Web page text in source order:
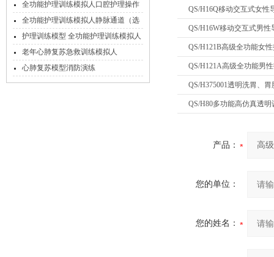
QS/H16Q移动交互式女性
QS/H16W移动交互式男
QS/H121B高级全功能女
QS/H121A高级全功能男
QS/H375001透明洗胃、
QS/H80多功能高仿真透
产品：
您的单位：
您的姓名：
洗胃工作你知道吗
全功能护理训练模拟人口腔护理操作
流程说明
全功能护理训练模拟人静脉通道（选
配组件）
护理训练模型 全功能护理训练模拟人
老年心肺复苏急救训练模拟人
心肺复苏模型消防演练